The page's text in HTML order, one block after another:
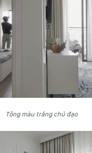
Tông màu trắng chủ đạo